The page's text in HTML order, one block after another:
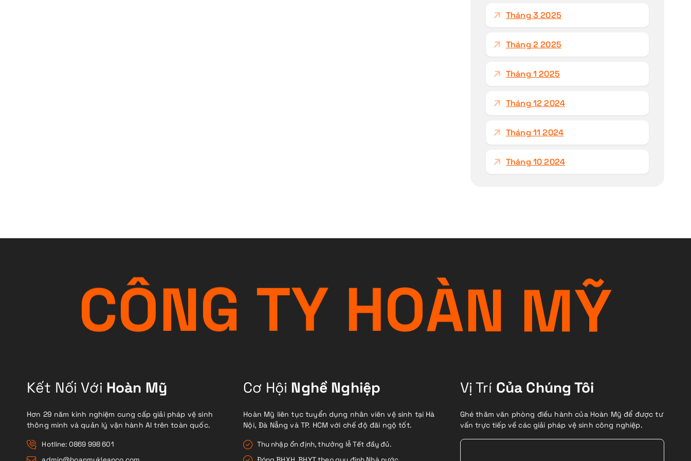
Tháng 3 2025
Tháng 2 2025
Tháng 1 2025
Tháng 12 2024
Tháng 11 2024
Tháng 10 2024
CÔNG TY HOÀN MỸ
Kết Nối Với Hoàn Mỹ
Hơn 29 năm kinh nghiệm cung cấp giải pháp vệ sinh
thông minh và quản lý vận hành AI trên toàn quốc.
Hotline: 0869 998 601
Cơ Hội Nghề Nghiệp
Hoàn Mỹ liên tục tuyển dụng nhân viên vệ sinh tại Hà
Nội, Đà Nẵng và TP. HCM với chế độ đãi ngộ tốt.
Thu nhập ổn định, thưởng lễ Tết đầy đủ.
Vị Trí Của Chúng Tôi
Ghé thăm văn phòng điều hành của Hoàn Mỹ để được tư
vấn trực tiếp về các giải pháp vệ sinh công nghiệp.